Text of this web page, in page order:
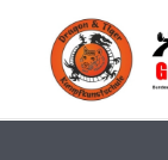
springen